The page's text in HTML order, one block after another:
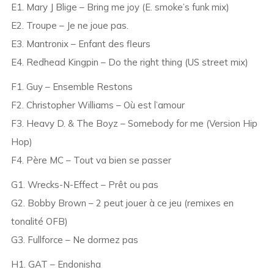
E1. Mary J Blige – Bring me joy (E. smoke’s funk mix)
E2. Troupe – Je ne joue pas.
E3. Mantronix – Enfant des fleurs
E4. Redhead Kingpin – Do the right thing (US street mix)
F1. Guy – Ensemble Restons
F2. Christopher Williams – Où est l’amour
F3. Heavy D. & The Boyz – Somebody for me (Version Hip
Hop)
F4. Père MC – Tout va bien se passer
G1. Wrecks-N-Effect – Prêt ou pas
G2. Bobby Brown – 2 peut jouer à ce jeu (remixes en
tonalité OFB)
G3. Fullforce – Ne dormez pas
H1. GAT – Endonisha